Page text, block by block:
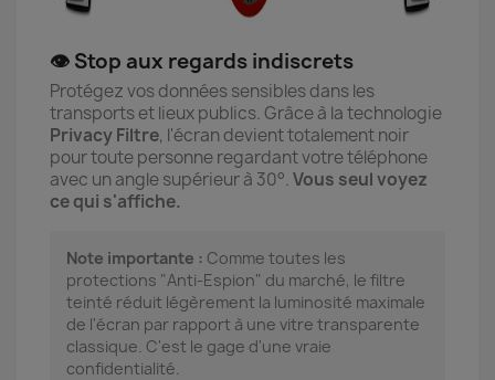
👁️ Stop aux regards indiscrets
Protégez vos données sensibles dans les
transports et lieux publics. Grâce à la technologie
Privacy Filtre, l'écran devient totalement noir
pour toute personne regardant votre téléphone
avec un angle supérieur à 30°.Vous seul voyez
ce qui s'affiche.
Note importante : Comme toutes les
protections "Anti-Espion" du marché, le filtre
teinté réduit légèrement la luminosité maximale
de l'écran par rapport à une vitre transparente
classique. C'est le gage d'une vraie
confidentialité.